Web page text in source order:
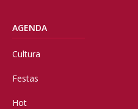
AGENDA
Cultura
Festas
Hot